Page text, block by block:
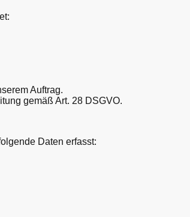
Auftrag.
gemäß Art. 28 DSGVO.
Daten erfasst: